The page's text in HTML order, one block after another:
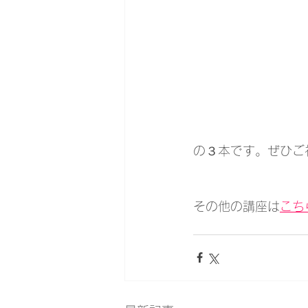
の３本です。ぜひご
その他の講座はこち